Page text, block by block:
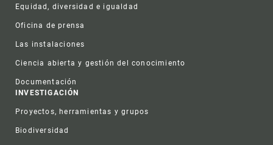
Equidad, diversidad e igualdad
Oficina de prensa
Las instalaciones
Ciencia abierta y gestión del conocimiento
Documentación
INVESTIGACIÓN
Proyectos, herramientas y grupos
Biodiversidad